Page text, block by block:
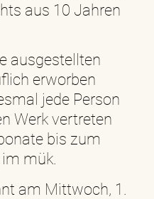
aus 10 Jahren
ausgestellten
erworben
jede Person
Werk vertreten
bis zum
mük.
am Mittwoch, 1.